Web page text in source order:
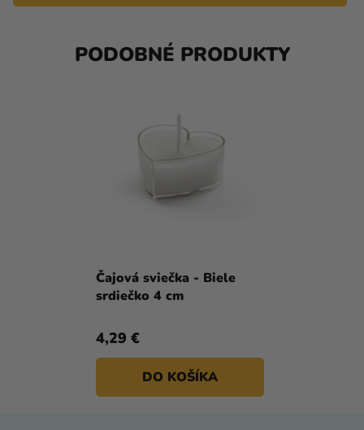
PODOBNÉ PRODUKTY
Čajová sviečka - Biele
srdiečko 4 cm
4,29 €
DO KOŠÍKA